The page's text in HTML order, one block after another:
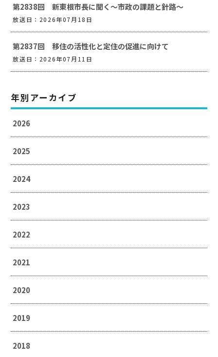
第2838回 新東根市長に聞く～市政の課題と針路～
放送日：2026年07月18日
第2837回 移住の活性化と定住の促進に向けて
放送日：2026年07月11日
年別アーカイブ
2026
2025
2024
2023
2022
2021
2020
2019
2018